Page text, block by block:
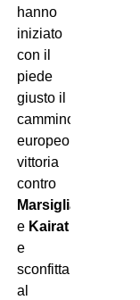
hanno
iniziato
con il
piede
giusto il
cammino
europeo:
vittoria
contro
Marsiglia
e Kairat
e
sconfitta
al